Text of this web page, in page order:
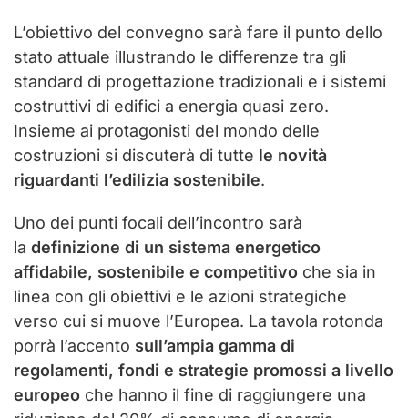
L’obiettivo del convegno sarà fare il punto dello
stato attuale illustrando le differenze tra gli
standard di progettazione tradizionali e i sistemi
costruttivi di edifici a energia quasi zero.
Insieme ai protagonisti del mondo delle
costruzioni si discuterà di tutte le novità
riguardanti l’edilizia sostenibile.
Uno dei punti focali dell’incontro sarà
la definizione di un sistema energetico
affidabile, sostenibile e competitivo che sia in
linea con gli obiettivi e le azioni strategiche
verso cui si muove l’Europea. La tavola rotonda
porrà l’accento sull’ampia gamma di
regolamenti, fondi e strategie promossi a livello
europeo che hanno il fine di raggiungere una